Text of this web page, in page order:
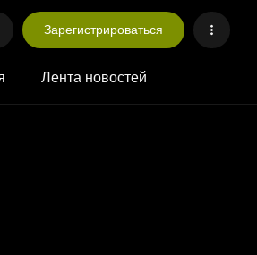
Зарегистрироваться
Лента новостей